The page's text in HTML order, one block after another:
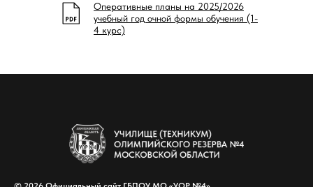
Оперативные планы на 2025/2026
учебный год очной формы обучения (1-
4 курс)